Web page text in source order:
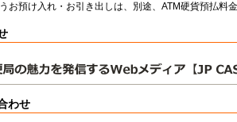
お預け入れ・お引き出しは、別途、ATM硬貨預払料
わせ